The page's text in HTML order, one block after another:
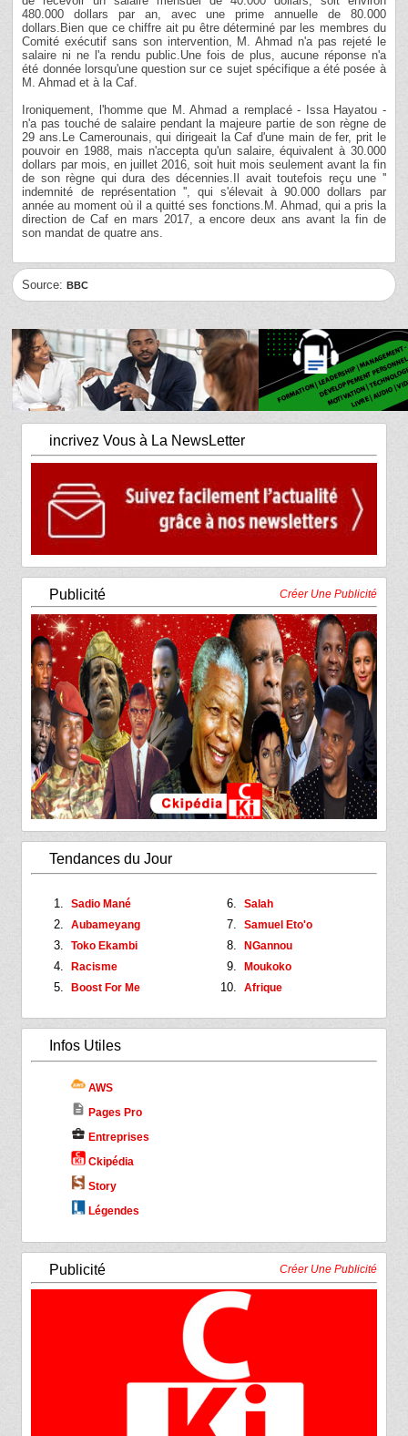
480.000 dollars par an, avec une prime annuelle de 80.000
dollars.Bien que ce chiffre ait pu être déterminé par les membres du
Comité exécutif sans son intervention, M. Ahmad n'a pas rejeté le
salaire ni ne l'a rendu public.Une fois de plus, aucune réponse n'a
été donnée lorsqu'une question sur ce sujet spécifique a été posée à
M. Ahmad et à la Caf.
Ironiquement, l'homme que M. Ahmad a remplacé - Issa Hayatou -
n'a pas touché de salaire pendant la majeure partie de son règne de
29 ans.Le Camerounais, qui dirigeait la Caf d'une main de fer, prit le
pouvoir en 1988, mais n'accepta qu'un salaire, équivalent à 30.000
dollars par mois, en juillet 2016, soit huit mois seulement avant la fin
de son règne qui dura des décennies.Il avait toutefois reçu une ''
indemnité de représentation '', qui s'élevait à 90.000 dollars par
année au moment où il a quitté ses fonctions.M. Ahmad, qui a pris la
direction de Caf en mars 2017, a encore deux ans avant la fin de
son mandat de quatre ans.
Source:BBC
incrivez Vous à La NewsLetter
Publicité Créer Une Publicité
Tendances du Jour
Sadio Mané
Aubameyang
Toko Ekambi
Racisme
Boost For Me
Salah
Samuel Eto'o
NGannou
Moukoko
Afrique
Infos Utiles
AWS
description Pages Pro
business_center Entreprises
Ckipédia
Story
Légendes
Publicité Créer Une Publicité